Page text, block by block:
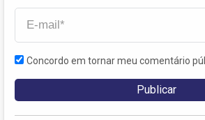
Concordo em tornar meu comentário